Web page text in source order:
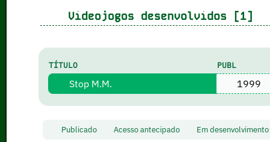
Videojogos desenvolvidos [1]
TÍTULO PUBL
Stop M.M. 1999
Publicado Acesso antecipado Em desenvolvimento